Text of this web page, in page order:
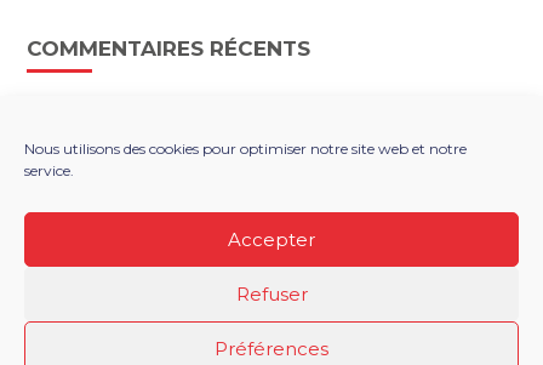
Nous utilisons des cookies pour optimiser notre site web et notre
service.
Accepter
Refuser
Préférences
COMMENTAIRES RÉCENTS
Principale
NOS SOLUTIONS NUMÉRIQUES
RECRUTEMENT
CONTACT
MENTIONS LÉGALES